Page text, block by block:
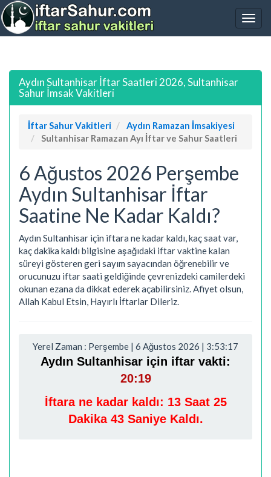
Aydın Sultanhisar İftar Saatleri 2026, Sultanhisar
Sahur İmsak Vakitleri
İftar Sahur Vakitleri
Aydın Ramazan İmsakiyesi
Sultanhisar Ramazan Ayı İftar ve Sahur Saatleri
6 Ağustos 2026 Perşembe
Aydın Sultanhisar İftar
Saatine Ne Kadar Kaldı?
Aydın Sultanhisar için iftara ne kadar kaldı, kaç saat var,
kaç dakika kaldı bilgisine aşağıdaki iftar vaktine kalan
süreyi gösteren geri sayım sayacından öğrenebilir ve
orucunuzu iftar saati geldiğinde çevrenizdeki camilerdeki
okunan ezana da dikkat ederek açabilirsiniz. Afiyet olsun,
Allah Kabul Etsin, Hayırlı İftarlar Dileriz.
Yerel Zaman : Perşembe | 6 Ağustos 2026 | 3:53:18
Aydın Sultanhisar için iftar vakti:
20:19
İftara ne kadar kaldı: 13 Saat 25
Dakika 42 Saniye Kaldı.